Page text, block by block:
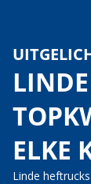
ELKE
Linde